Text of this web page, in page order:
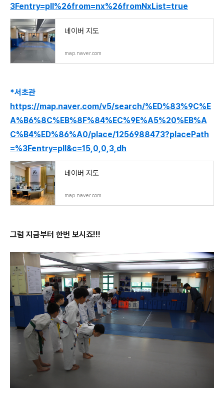
3Fentry=pll%26from=nx%26fromNxList=true
네이버 지도
map.naver.com
*서초관
https://map.naver.com/v5/search/%ED%83%9C%E
A%B6%8C%EB%8F%84%EC%9E%A5%20%EB%A
C%B4%ED%86%A0/place/1256988473?placePath
=%3Fentry=pll&c=15,0,0,3,dh
네이버 지도
map.naver.com
그럼 지금부터 한번 보시죠!!!